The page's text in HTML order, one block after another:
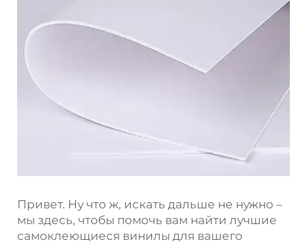
Привет. Ну что ж, искать дальше не нужно –
мы здесь, чтобы помочь вам найти лучшие
самоклеющиеся винилы для вашего